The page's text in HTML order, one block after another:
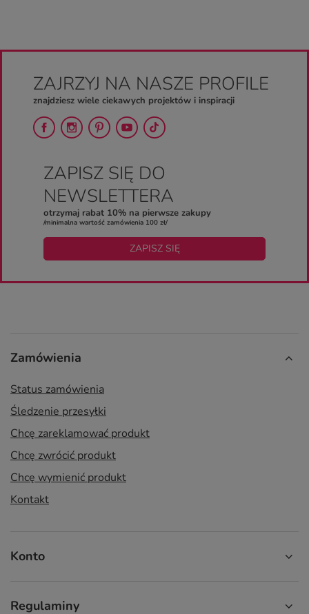
ZAJRZYJ NA NASZE PROFILE
znajdziesz wiele ciekawych projektów i inspiracji
ZAPISZ SIĘ DO
NEWSLETTERA
otrzymaj rabat 10% na pierwsze zakupy
/minimalna wartość zamówienia 100 zł/
ZAPISZ SIĘ
Zamówienia
Status zamówienia
Śledzenie przesyłki
Chcę zareklamować produkt
Chcę zwrócić produkt
Chcę wymienić produkt
Kontakt
Konto
Regulaminy